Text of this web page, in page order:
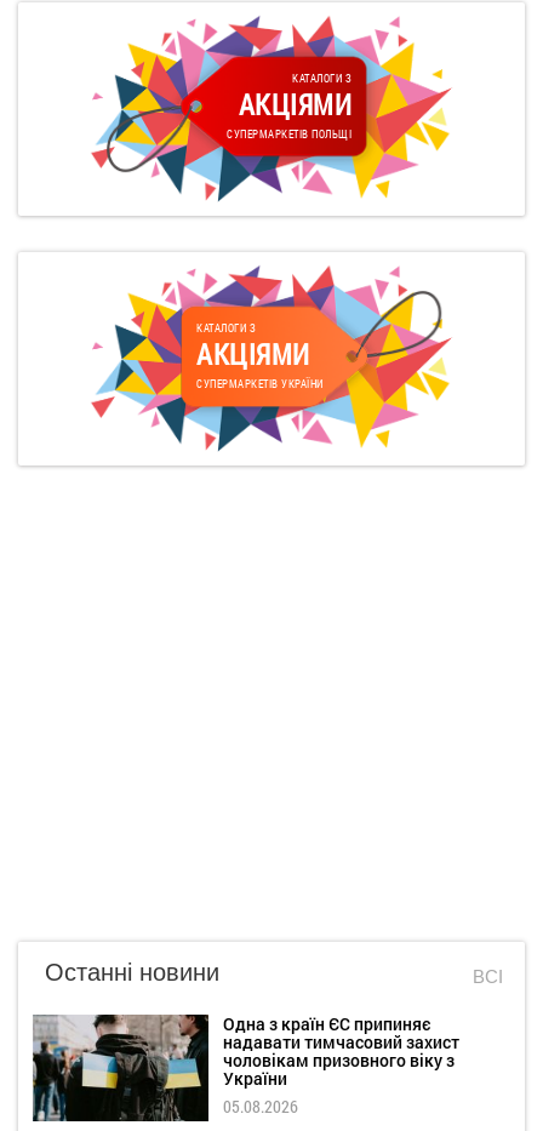
КАТАЛОГИ З
АКЦІЯМИ
СУПЕРМАРКЕТІВ ПОЛЬЩІ
КАТАЛОГИ З
АКЦІЯМИ
СУПЕРМАРКЕТІВ УКРАЇНИ
Останні новини ВСІ
Одна з країн ЄС припиняє
надавати тимчасовий захист
чоловікам призовного віку з
України
05.08.2026